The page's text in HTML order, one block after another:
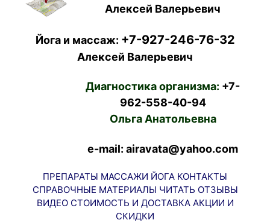
Алексей Валерьевич
Йога и массаж: +7-927-246-76-32
Алексей Валерьевич
Диагностика организма: +7-
962-558-40-94
Ольга Анатольевна
e-mail: airavata@yahoo.com
ПРЕПАРАТЫ МАССАЖИ ЙОГА КОНТАКТЫ
СПРАВОЧНЫЕ МАТЕРИАЛЫ ЧИТАТЬ ОТЗЫВЫ
ВИДЕО СТОИМОСТЬ И ДОСТАВКА АКЦИИ И
СКИДКИ